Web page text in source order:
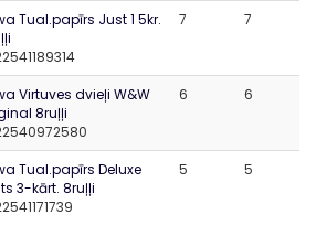
Tual.papīrs Just 1 5kr.
7 7
Virtuves dvieļi W&W
8ruļļi
6 6
Tual.papīrs Deluxe
3-kārt. 8ruļļi
5 5